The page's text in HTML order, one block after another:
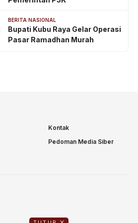
BERITA NASIONAL
Bupati Kubu Raya Gelar Operasi
Pasar Ramadhan Murah
Kontak
Pedoman Media Siber